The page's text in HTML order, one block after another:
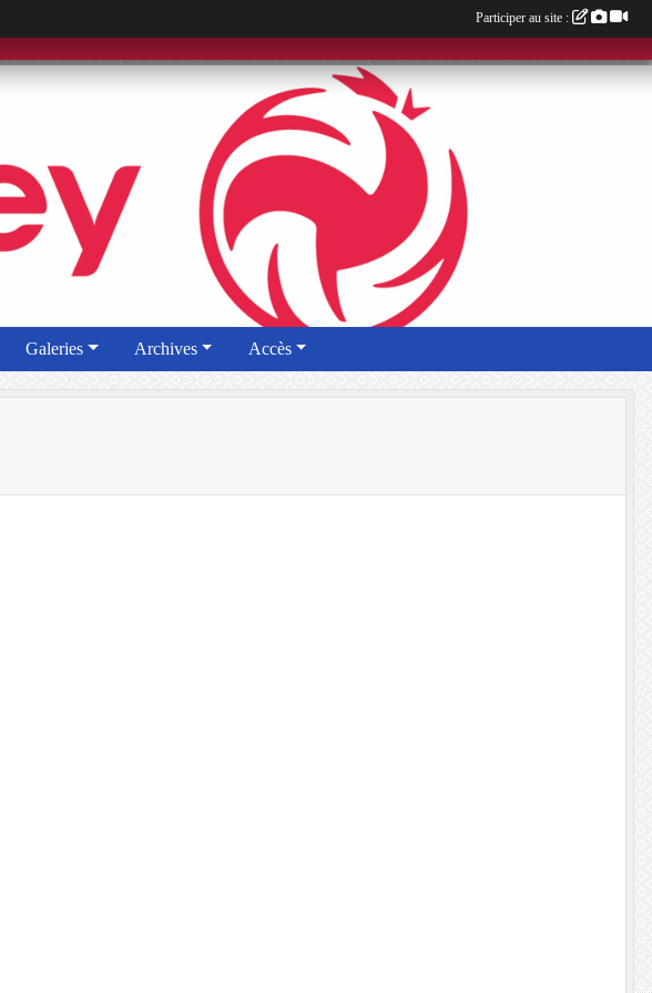
Galeries Archives Accès
Participer au site :